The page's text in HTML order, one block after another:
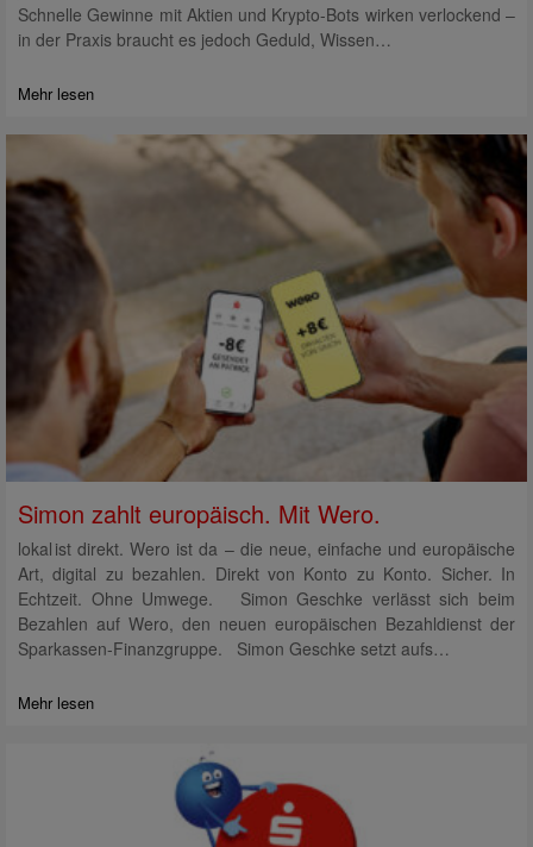
Schnelle Gewinne mit Aktien und Krypto-Bots wirken verlockend –
in der Praxis braucht es jedoch Geduld, Wissen…
Mehr lesen
Simon zahlt europäisch. Mit Wero.
lokal ist direkt. Wero ist da – die neue, einfache und europäische
Art, digital zu bezahlen. Direkt von Konto zu Konto. Sicher. In
Echtzeit. Ohne Umwege. Simon Geschke verlässt sich beim
Bezahlen auf Wero, den neuen europäischen Bezahldienst der
Sparkassen-Finanzgruppe. Simon Geschke setzt aufs…
Mehr lesen